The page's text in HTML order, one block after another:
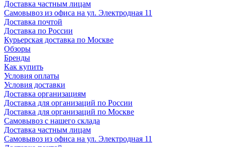
Доставка частным лицам
Самовывоз из офиса на ул. Электродная 11
Доставка почтой
Доставка по России
Курьерская доставка по Москве
Обзоры
Бренды
Как купить
Условия оплаты
Условия доставки
Доставка организациям
Доставка для организаций по России
Доставка для организаций по Москве
Самовывоз с нашего склада
Доставка частным лицам
Самовывоз из офиса на ул. Электродная 11